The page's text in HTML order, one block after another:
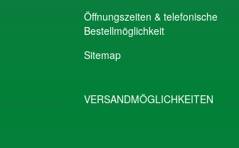
Öffnungszeiten & telefonische
Bestellmöglichkeit
Sitemap
VERSANDMÖGLICHKEITEN